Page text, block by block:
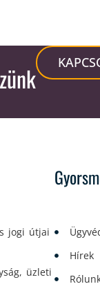
jogi útjai
üzleti
Hírek